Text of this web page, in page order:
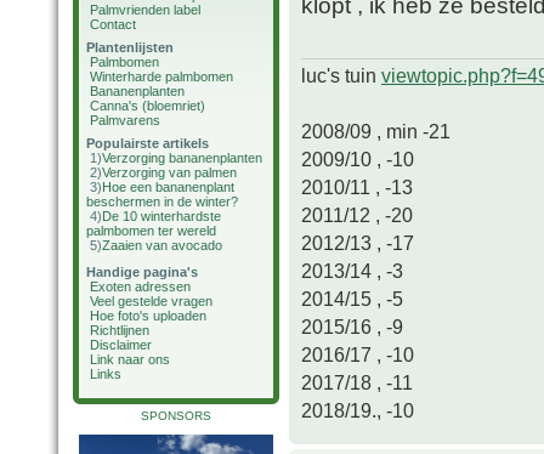
Palmvrienden label
Contact
Plantenlijsten
Palmbomen
Winterharde palmbomen
Bananenplanten
Canna's (bloemriet)
Palmvarens
Populairste artikels
1)Verzorging bananenplanten
2)Verzorging van palmen
3)Hoe een bananenplant
beschermen in de winter?
4)De 10 winterhardste
palmbomen ter wereld
5)Zaaien van avocado
Handige pagina's
Exoten adressen
Veel gestelde vragen
Hoe foto's uploaden
Richtlijnen
Disclaimer
Link naar ons
Links
SPONSORS
luc's tuin
2008/09 , min -21
2009/10 , -10
2010/11 , -13
2011/12 , -20
2012/13 , -17
2013/14 , -3
2014/15 , -5
2015/16 , -9
2016/17 , -10
2017/18 , -11
2018/19., -10